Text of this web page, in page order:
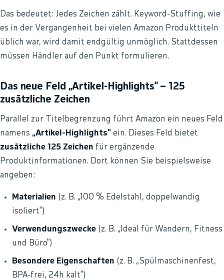
Das bedeutet: Jedes Zeichen zählt. Keyword-Stuffing, wie
es in der Vergangenheit bei vielen Amazon Produkttiteln
üblich war, wird damit endgültig unmöglich. Stattdessen
müssen Händler auf den Punkt formulieren.
Das neue Feld „Artikel-Highlights“ – 125
zusätzliche Zeichen
Parallel zur Titelbegrenzung führt Amazon ein neues Feld
namens „Artikel-Highlights“ ein. Dieses Feld bietet
zusätzliche 125 Zeichen für ergänzende
Produktinformationen. Dort können Sie beispielsweise
angeben:
Materialien (z. B. „100 % Edelstahl, doppelwandig
isoliert“)
Verwendungszwecke (z. B. „Ideal für Wandern, Fitness
und Büro“)
Besondere Eigenschaften (z. B. „Spülmaschinenfest,
BPA-frei, 24h kalt“)